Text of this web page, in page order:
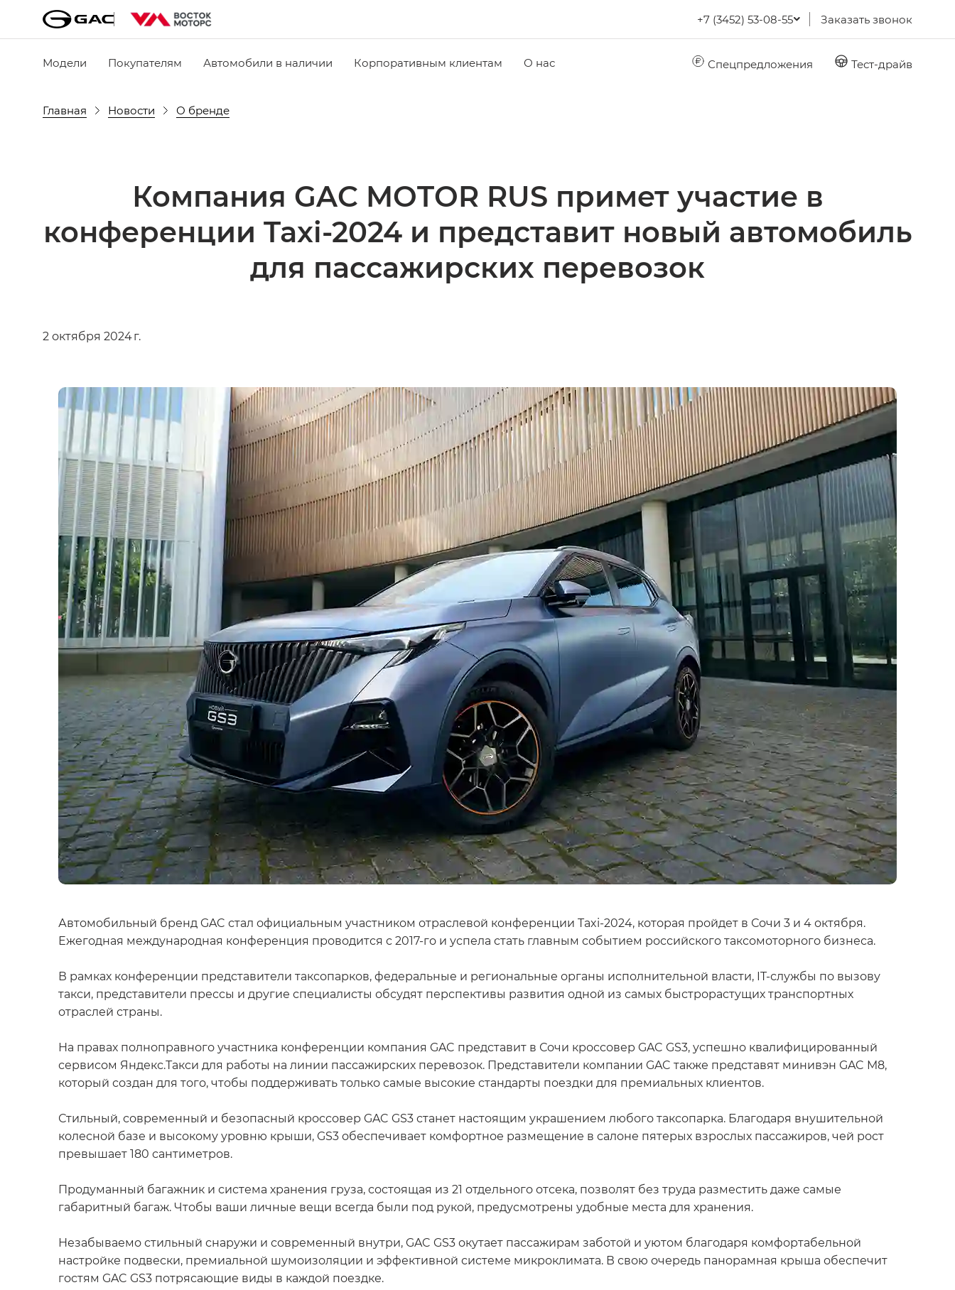
+7 (3452) 53-08-55 Заказать звонок
Модели Покупателям Автомобили в наличии Корпоративным клиентам О нас Спецпредложения Тест-драйв
Главная Новости О бренде
Компания GAC MOTOR RUS примет участие в
конференции Taxi-2024 и представит новый автомобиль
для пассажирских перевозок
2 октября 2024 г.
Автомобильный бренд GAC стал официальным участником отраслевой конференции Taxi-2024, которая пройдет в Сочи 3 и 4 октября.
Ежегодная международная конференция проводится с 2017-го и успела стать главным событием российского таксомоторного бизнеса.
В рамках конференции представители таксопарков, федеральные и региональные органы исполнительной власти, IT-службы по вызову
такси, представители прессы и другие специалисты обсудят перспективы развития одной из самых быстрорастущих транспортных
отраслей страны.
На правах полноправного участника конференции компания GAC представит в Сочи кроссовер GAC GS3, успешно квалифицированный
сервисом Яндекс.Такси для работы на линии пассажирских перевозок. Представители компании GAC также представят минивэн GAC M8,
который создан для того, чтобы поддерживать только самые высокие стандарты поездки для премиальных клиентов.
Стильный, современный и безопасный кроссовер GAC GS3 станет настоящим украшением любого таксопарка. Благодаря внушительной
колесной базе и высокому уровню крыши, GS3 обеспечивает комфортное размещение в салоне пятерых взрослых пассажиров, чей рост
превышает 180 сантиметров.
Продуманный багажник и система хранения груза, состоящая из 21 отдельного отсека, позволят без труда разместить даже самые
габаритный багаж. Чтобы ваши личные вещи всегда были под рукой, предусмотрены удобные места для хранения.
Незабываемо стильный снаружи и современный внутри, GAC GS3 окутает пассажирам заботой и уютом благодаря комфортабельной
настройке подвески, премиальной шумоизоляции и эффективной системе микроклимата. В свою очередь панорамная крыша обеспечит
гостям GAC GS3 потрясающие виды в каждой поездке.